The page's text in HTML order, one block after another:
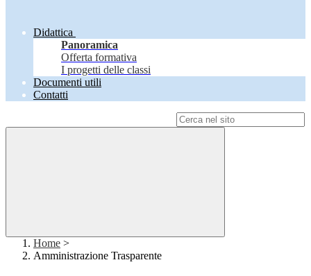
Didattica
Panoramica
Offerta formativa
I progetti delle classi
Documenti utili
Contatti
Home >
Amministrazione Trasparente